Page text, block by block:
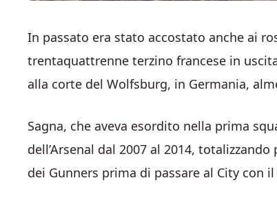
In passato era stato accostato anche ai
trentaquattrenne terzino francese in
alla corte del Wolfsburg, in Germania,
Sagna, che aveva esordito nella prima
dell’Arsenal dal 2007 al 2014,
dei Gunners prima di passare al City con